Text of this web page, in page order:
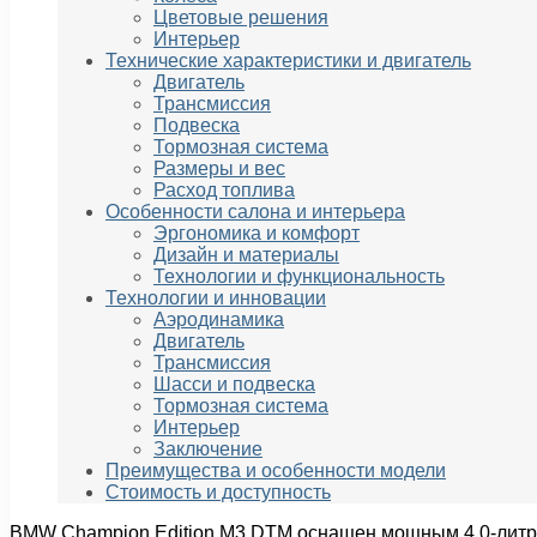
Цветовые решения
Интерьер
Технические характеристики и двигатель
Двигатель
Трансмиссия
Подвеска
Тормозная система
Размеры и вес
Расход топлива
Особенности салона и интерьера
Эргономика и комфорт
Дизайн и материалы
Технологии и функциональность
Технологии и инновации
Аэродинамика
Двигатель
Трансмиссия
Шасси и подвеска
Тормозная система
Интерьер
Заключение
Преимущества и особенности модели
Стоимость и доступность